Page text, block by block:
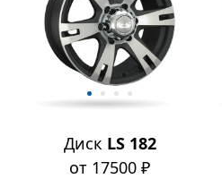
Диск LS 182
от 17500 ₽